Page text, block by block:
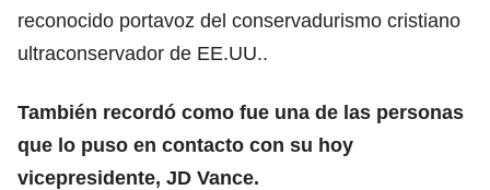
reconocido portavoz del conservadurismo cristiano
ultraconservador de EE.UU..
También recordó como fue una de las personas
que lo puso en contacto con su hoy
vicepresidente, JD Vance.